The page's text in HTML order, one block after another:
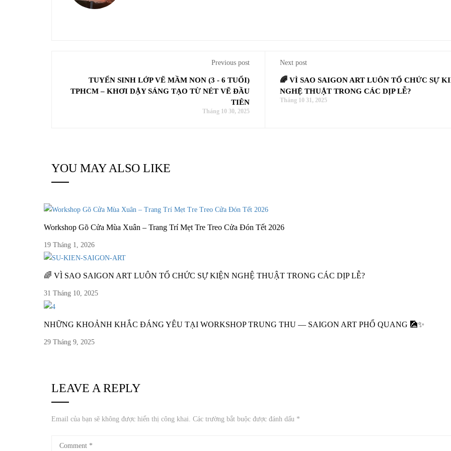
Previous post
TUYỂN SINH LỚP VẼ MẦM NON (3 - 6 TUỔI)
TPHCM – KHƠI DẬY SÁNG TẠO TỪ NÉT VẼ ĐẦU
TIÊN
Tháng 10 30, 2025
Next post
🌈 VÌ SAO SAIGON ART LUÔN TỔ CHỨC SỰ
NGHỆ THUẬT TRONG CÁC DỊP LỄ?
Tháng 10 31, 2025
YOU MAY ALSO LIKE
Workshop Gõ Cửa Mùa Xuân – Trang Trí Mẹt Tre Treo Cửa Đón Tết 2026
19 Tháng 1, 2026
🌈 VÌ SAO SAIGON ART LUÔN TỔ CHỨC SỰ KIỆN NGHỆ THUẬT TRONG CÁC DỊP LỄ?
31 Tháng 10, 2025
NHỮNG KHOẢNH KHẮC ĐÁNG YÊU TẠI WORKSHOP TRUNG THU — SAIGON ART PHỔ QUANG 🎑✨
29 Tháng 9, 2025
LEAVE A REPLY
Email của bạn sẽ không được hiển thị công khai. Các trường bắt buộc được đánh dấu *